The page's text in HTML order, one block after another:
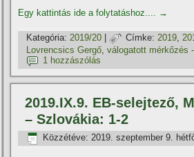
Egy kattintás ide a folytatáshoz.... →
Kategória: 2019/20 | Címke: 2019,
Lovrencsics Gergő,válogatott mérkőzés
1 hozzászólás
2019.IX.9. EB-selejtező,
– Szlovákia: 1-2
Közzétéve: 2019. szeptember 9.